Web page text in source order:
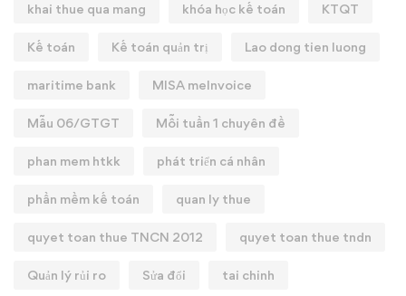
khai thue qua mang khóa học kế toán KTQT
Kế toán Kế toán quản trị Lao dong tien luong
maritime bank MISA meInvoice
Mẫu 06/GTGT Mỗi tuần 1 chuyên đề
phan mem htkk phát triển cá nhân
phần mềm kế toán quan ly thue
quyet toan thue TNCN 2012 quyet toan thue tndn
Quản lý rủi ro Sửa đổi tai chinh